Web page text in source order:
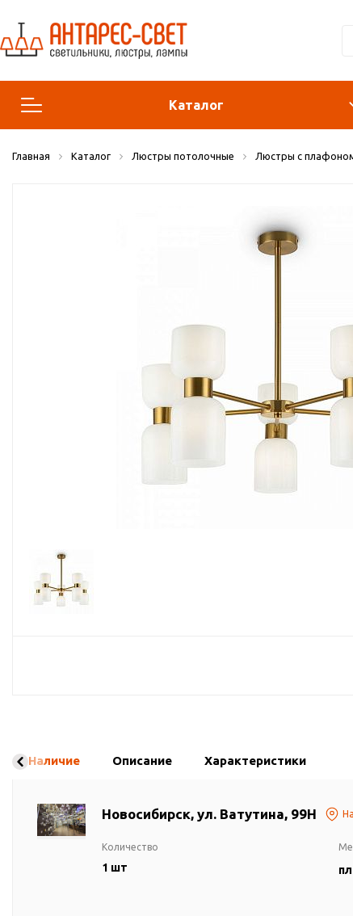
Каталог
Люстры и подвесы
Светодиодные ленты
Ночники
Главная Каталог Люстры потолочные Люстры с
Наличие Описание Характеристики
Новосибирск, ул. Ватутина, 99Н
Количество
1 шт